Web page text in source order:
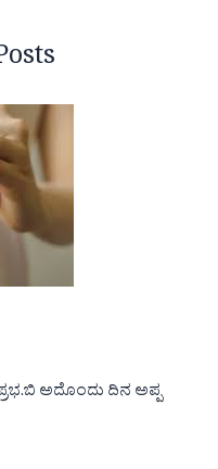
ಅದೊಂದು ದಿನ ಅಪ್ಪ